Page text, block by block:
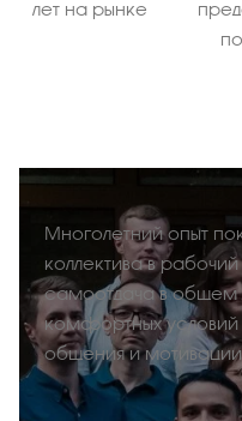
лет на рынке
Многолетний опыт
коллектива в
самоотдача в общем
комфортных условий
общения и мотивации